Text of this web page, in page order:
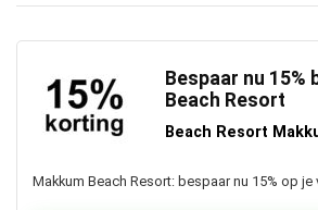
Bespaar nu 15%
Beach Resort
Beach Resort
Makkum Beach Resort: bespaar nu 15% op je